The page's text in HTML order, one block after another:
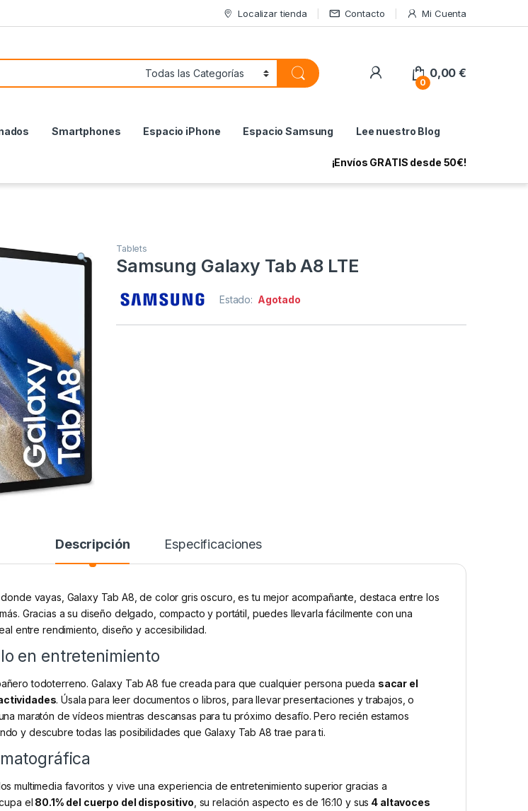
Localizar tienda Contacto Mi Cuenta
My Account
0
0,00€
Smartphones Espacio iPhone Espacio Samsung Lee nuestro Blog
¡Envíos GRATIS desde 50€!
Tablets
Samsung Galaxy Tab A8 LTE
Estado: Agotado
Descripción Especificaciones
vayas, Galaxy Tab A8, de color gris oscuro, es tu mejor acompañante, destaca entre los
Gracias a su diseño delgado, compacto y portátil, puedes llevarla fácilmente con una
entre rendimiento, diseño y accesibilidad.
en entretenimiento
todoterreno. Galaxy Tab A8 fue creada para que cualquier persona pueda sacar el
. Úsala para leer documentos o libros, para llevar presentaciones y trabajos, o
maratón de vídeos mientras descansas para tu próximo desafío. Pero recién estamos
y descubre todas las posibilidades que Galaxy Tab A8 trae para ti.
multimedia favoritos y vive una experiencia de entretenimiento superior gracias a
el 80.1% del cuerpo del dispositivo , su relación aspecto es de 16:10 y sus 4 altavoces